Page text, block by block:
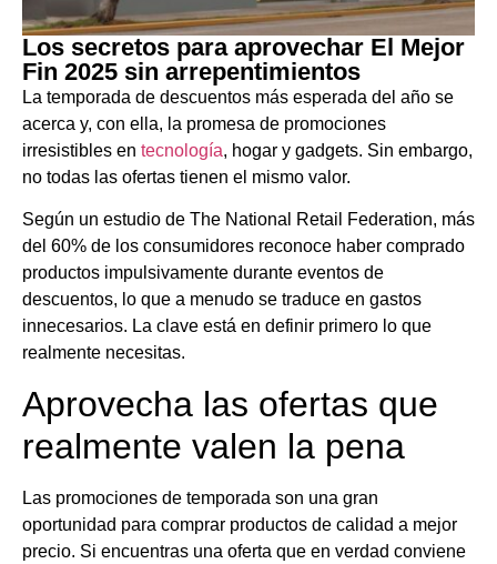
Los secretos para aprovechar El Mejor
Fin 2025 sin arrepentimientos
La temporada de descuentos más esperada del año se
acerca y, con ella, la promesa de promociones
irresistibles en tecnología, hogar y gadgets. Sin embargo,
no todas las ofertas tienen el mismo valor.
Según un estudio de The National Retail Federation, más
del 60% de los consumidores reconoce haber comprado
productos impulsivamente durante eventos de
descuentos, lo que a menudo se traduce en gastos
innecesarios. La clave está en definir primero lo que
realmente necesitas.
Aprovecha las ofertas que
realmente valen la pena
Las promociones de temporada son una gran
oportunidad para comprar productos de calidad a mejor
precio. Si encuentras una oferta que en verdad conviene